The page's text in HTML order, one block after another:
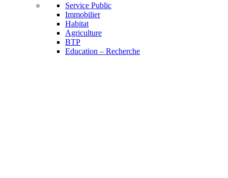
Service Public
Immobilier
Habitat
Agriculture
BTP
Education – Recherche